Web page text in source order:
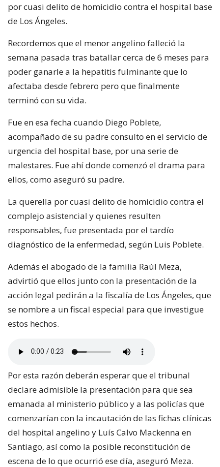
por cuasi delito de homicidio contra el hospital base
de Los Ángeles.
Recordemos que el menor angelino falleció la
semana pasada tras batallar cerca de 6 meses para
poder ganarle a la hepatitis fulminante que lo
afectaba desde febrero pero que finalmente
terminó con su vida.
Fue en esa fecha cuando Diego Poblete,
acompañado de su padre consulto en el servicio de
urgencia del hospital base, por una serie de
malestares. Fue ahí donde comenzó el drama para
ellos, como aseguró su padre.
La querella por cuasi delito de homicidio contra el
complejo asistencial y quienes resulten
responsables, fue presentada por el tardío
diagnóstico de la enfermedad, según Luis Poblete.
Además el abogado de la familia Raúl Meza,
advirtió que ellos junto con la presentación de la
acción legal pedirán a la fiscalía de Los Ángeles, que
se nombre a un fiscal especial para que investigue
estos hechos.
Por esta razón deberán esperar que el tribunal
declare admisible la presentación para que sea
emanada al ministerio público y a las policías que
comenzarían con la incautación de las fichas clínicas
del hospital angelino y Luís Calvo Mackenna en
Santiago, así como la posible reconstitución de
escena de lo que ocurrió ese día, aseguró Meza.